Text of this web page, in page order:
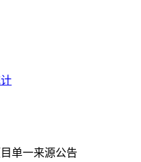
单一来源公告